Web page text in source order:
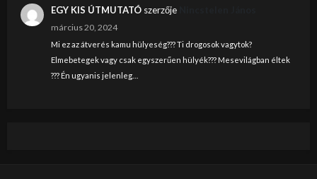
EGY KIS ÚTMUTATÓszerzője
március 20, 2024
Mi ez az átverés kamu hülyeség??? Ti drogosok vagytok?
Elmebetegek vagy csak egyszerűen hülyék??? Mesevilágban éltek
??? Én ugyanis jelenleg…